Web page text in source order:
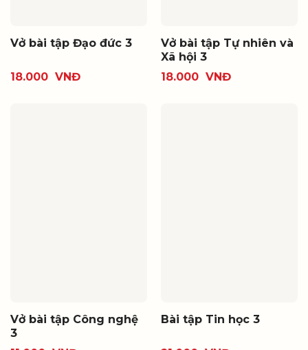
Vở bài tập Đạo đức 3
18.000 VNĐ
Vở bài tập Tự nhiên và
Xã hội 3
18.000 VNĐ
Vở bài tập Công nghệ
3
Bài tập Tin học 3